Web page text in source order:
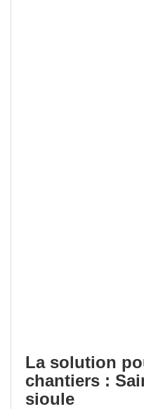
La solution
chantiers :
sioule